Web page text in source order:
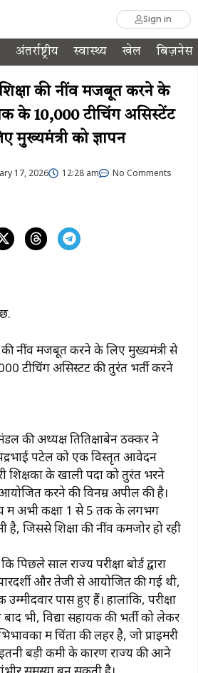
Sign in
अंतर्राष्ट्रीय स्वास्थ्य खेल बिज़नेस
शिक्षा की नींव मजबूत करने के
के 10,000 टीचिंग असिस्टेंट
मुख्यमंत्री को ज्ञापन
17, 2026 12:28 am No Comments
की नींव मजबूत करने के लिए मुख्यमंत्री से
टीचिंग असिस्टेंट की तुरंत भर्ती करने
की अध्यक्ष तितिक्षाबेन ठक्कर ने
पटेल को एक विस्तृत आवेदन
शिक्षकों के खाली पदों को तुरंत भरने
करने की विनम्र अपील की है।
में अभी कक्षा 1 से 5 तक के लगभग
है, जिससे शिक्षा की नींव कमजोर हो रही
साल राज्य परीक्षा बोर्ड द्वारा
और तेजी से आयोजित की गई थी,
पास हुए हैं। हालांकि, परीक्षा
भी, विद्या सहायक की भर्ती को लेकर
में चिंता की लहर है, जो प्राइमरी
इतनी बड़ी कमी के कारण राज्य की आने